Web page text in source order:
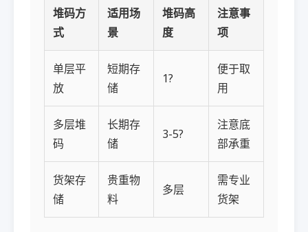
堆码方
式
适用场
景
堆码高
度
注意事
项
单层平
放
短期存
储
1?
便于取
用
多层堆
码
长期存
储
3-5?
注意底
部承重
货架存
储
贵重物
料
多层
需专业
货架